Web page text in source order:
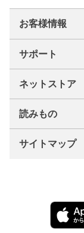
お客様情報
サポート
ネットストア
読みもの
サイトマップ